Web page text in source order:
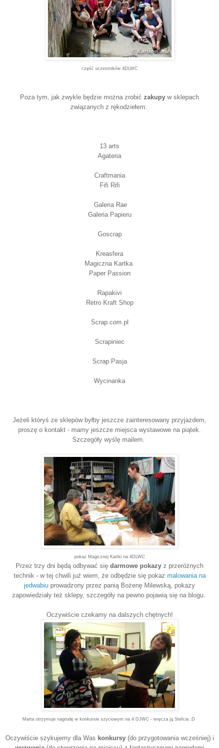
część uczestników 4DLWC
Poza tym, jak zwykle będzie można zrobić zakupy w sklepach
związanych z rękodziełem:
13 arts
Agateria
Craftmania
Fifi Rifi
Galeria Rae
Galeria Papieru
Goscrap
Kreasfera
Magiczna Kartka
Paper Passion
Rapakivi
Retro Kraft Shop
Scrap.com.pl
Scrapiniec
Scrap Pasja
Wycinanka
Jeżeli któryś ze sklepów byłby jeszcze zainteresowany przyjazdem,
proszę o kontakt - mamy jeszcze miejsca wystawowe na piątek.
Szczegóły wyślę mailem.
pokaz Magicznej Kartki na 4DLWC
Przez trzy dni będą odbywać się darmowe pokazy z przeróżnych
technik - w tej chwili już wiem, że odbędzie się pokaz malowania na
jedwabiu prowadzony przez panią Bożenę Milewską, pokazy
zapowiedziały też sklepy, szczegóły na pewno pojawią się na blogu.
Oczywiście czekamy na dalszych chętnych!
Marta otrzymuje nagrodę w konkursie szyciowym na 4 DJWC - wręcza ją Stefcia :D
Oczywiście szykujemy dla Was konkursy(do przygotowania wcześniej) i